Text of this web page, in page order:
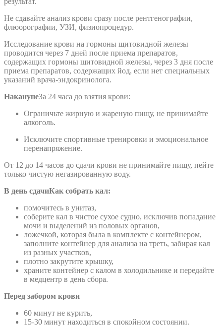
Не сдавайте анализ крови сразу после рентгенографии,
флюорографии, УЗИ, физиопроцедур.
Исследование крови на гормоны щитовидной железы
проводится через 7 дней после приема препаратов,
содержащих гормоны щитовидной железы, через 3 дня после
приема препаратов, содержащих йод, если нет специальных
указаний врача-эндокринолога.
НаканунеЗа 24 часа до взятия крови:
Ограничьте жирную и жареную пищу, не принимайте
алкоголь.
Исключите спортивные тренировки и эмоциональное
перенапряжение.
От 12 до 14 часов до сдачи крови не принимайте пищу, пейте
только чистую негазированную воду.
В день сдачиКак собрать кал:
помочитесь в унитаз,
соберите кал в чистое сухое судно, исключив попадание
мочи и выделений из половых органов,
ложечкой, которая была в комплекте с контейнером,
заполните контейнер для анализа на треть, забирая кал
из разных участков,
плотно закрутите крышку,
храните контейнер с калом в холодильнике и передайте
в медцентр в день сбора.
Перед забором крови
60 минут не курить,
15-30 минут находиться в спокойном состоянии.